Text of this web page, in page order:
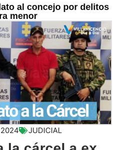
al concejo por delitos
menor
JUDICIAL